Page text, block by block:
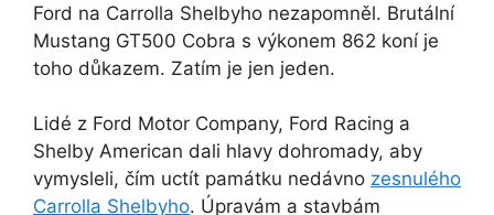
Ford na Carrolla Shelbyho nezapomněl. Brutální
Mustang GT500 Cobra s výkonem 862 koní je
toho důkazem. Zatím je jen jeden.
Lidé z Ford Motor Company, Ford Racing a
Shelby American dali hlavy dohromady, aby
vymysleli, čím uctít památku nedávno zesnulého
Carrolla Shelbyho. Úpravám a stavbám